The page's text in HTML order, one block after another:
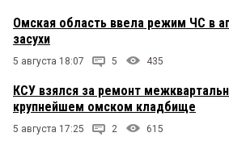
Омская область ввела режим ЧС в
засухи
5 августа 18:07 5 435
КСУ взялся за ремонт
крупнейшем омском кладбище
5 августа 17:25 2 615